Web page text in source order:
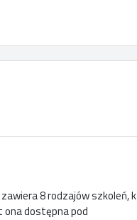
8 rodzajów
ona dostępna pod